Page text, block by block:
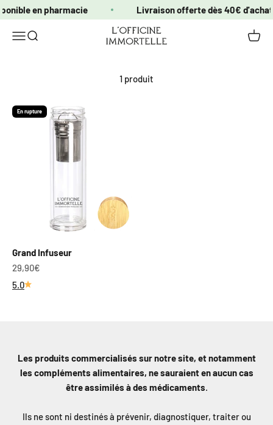
Passer au contenu
en pharmacie Livraison offerte dès 40€ d'achat
Ouvrir la navigation
Ouvrir la recherche Officine Immortelle Voir
1 produit
En rupture
Grand Infuseur
Prix de vente
29,90€
5.0
Les produits commercialisés sur notre site, et notamment
les compléments alimentaires, ne sauraient en aucun cas
être assimilés à des médicaments.
Ils ne sont ni destinés à prévenir, diagnostiquer, traiter ou